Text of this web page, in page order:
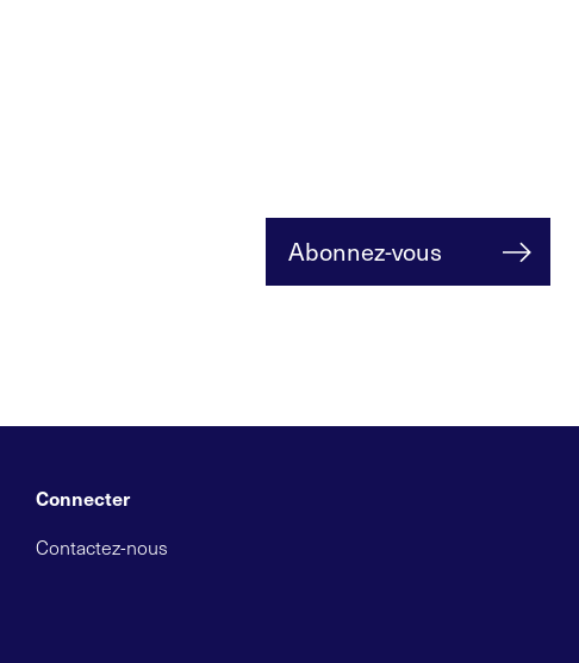
Abonnez-vous
Connecter
Contactez-nous